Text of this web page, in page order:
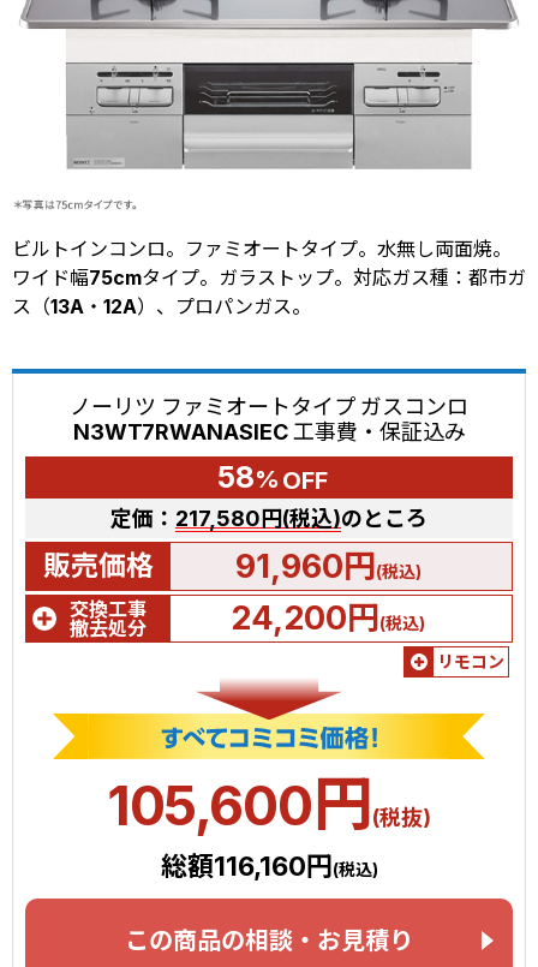
ビルトインコンロ。ファミオートタイプ。水無し両面焼。
ワイド幅75cmタイプ。ガラストップ。対応ガス種：都市ガ
ス（13A・12A）、プロパンガス。
ノーリツ ファミオートタイプ ガスコンロ
N3WT7RWANASIEC 工事費・保証込み
58% OFF
定価： 217,580円(税込)のところ
販売価格 91,960円(税込)
交換工事
撤去処分
24,200円(税込)
リモコン
105,600 円(税抜)
総額116,160円 (税込)
この商品の相談・お見積り